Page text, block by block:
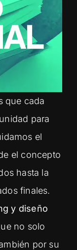
que cada
para
el
el concepto
hasta la
finales.
y diseño
no solo
por su